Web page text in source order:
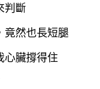
判斷
竟然也長短腿
心臟撐得住